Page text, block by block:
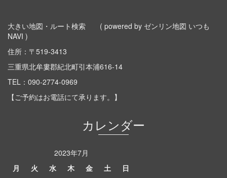
大きい地図・ルート検索
( powered by ゼンリン地図 いつも
NAVI )
住所：〒519-3413
三重県北牟婁郡紀北町引本浦616-14
TEL： 090-2774-0969
【ご予約はお電話にて承ります。】
カレンダー
2023年7月
月
火 水 木 金 土
日